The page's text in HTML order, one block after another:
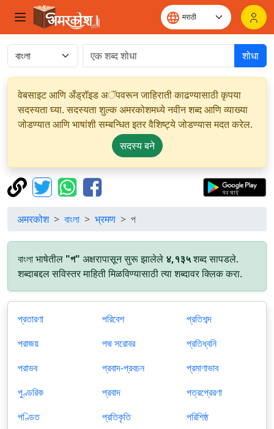
शोधा
वेबसाइट आणि अँड्रॉइड अॅपवरून जाहिराती काढण्यासाठी कृपया
सदस्यता घ्या. सदस्यता शुल्क अमरकोशमध्ये नवीन शब्द आणि व्याख्या
जोडण्यात आणि भाषांशी सम्बन्धित इतर वैशिष्ट्ये जोडण्यास मदत करेल.
सदस्य बने
अमरकोश বাংলা भ्रमण প
বাংলা भाषेतील "প" अक्षरापासून सुरू झालेले ४,१३५शब्द सापडले.
शब्दाबद्दल सविस्तर माहिती मिळविण्यासाठी त्या शब्दावर क्लिक करा.
প্রতারণা
পরাজয়
পরাভব
পুণ্ডরিক
পণ্ডিত
পরিবেশ
পদ্ম সরোবর
প্রবাদ-প্রবচন
প্রবাদ
প্রতিকৃতি
প্রতিশব্দ
প্রতিধ্বনি
প্রমাণাভাব
পত্রপ্রেরণা
পরিশিষ্ঠ